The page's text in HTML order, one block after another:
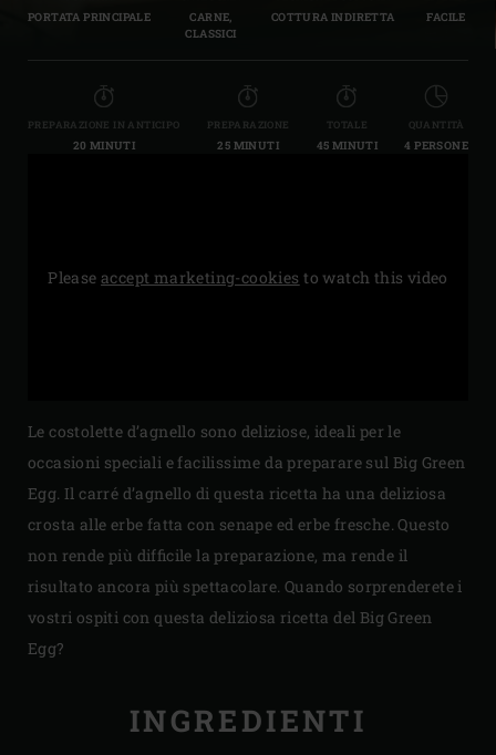
PORTATA PRINCIPALE
CARNE,
CLASSICI
COTTURA INDIRETTA FACILE
PREPARAZIONE IN ANTICIPO
20 MINUTI
PREPARAZIONE
25 MINUTI
TOTALE
45 MINUTI
QUANTITÀ
4 PERSONE
Pleaseaccept marketing-cookies to watch this video
Le costolette d’agnello sono deliziose, ideali per le
occasioni speciali e facilissime da preparare sul Big Green
Egg. Il carré d’agnello di questa ricetta ha una deliziosa
crosta alle erbe fatta con senape ed erbe fresche. Questo
non rende più difficile la preparazione, ma rende il
risultato ancora più spettacolare. Quando sorprenderete i
vostri ospiti con questa deliziosa ricetta del Big Green
Egg?
INGREDIENTI